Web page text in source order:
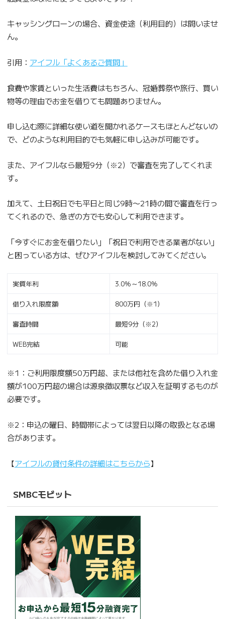
キャッシングローンの場合、資金使途（利用目的）は問いませ
ん。
引用： アイフル「よくあるご質問」
食費や家賃といった生活費はもちろん、冠婚葬祭や旅行、買い
物等の理由でお金を借りても問題ありません。
申し込む際に詳細な使い道を聞かれるケースもほとんどないの
で、どのような利用目的でも気軽に申し込みが可能です。
また、アイフルなら最短9分（※2）で審査を完了してくれま
す。
加えて、土日祝日でも平日と同じ9時〜21時の間で審査を行っ
てくれるので、急ぎの方でも安心して利用できます。
「今すぐにお金を借りたい」「祝日で利用できる業者がない」
と困っている方は、ぜひアイフルを検討してみてください。
実質年利 3.0％～18.0％
借り入れ限度額 800万円（※1）
審査時間 最短9分（※2）
WEB完結 可能
※1：ご利用限度額50万円超、または他社を含めた借り入れ金
額が100万円超の場合は源泉徴収票など収入を証明するものが
必要です。
※2：申込の曜日、時間帯によっては翌日以降の取扱となる場
合があります。
【アイフルの貸付条件の詳細はこちらから】
SMBCモビット